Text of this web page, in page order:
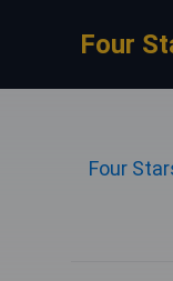
Four
Four